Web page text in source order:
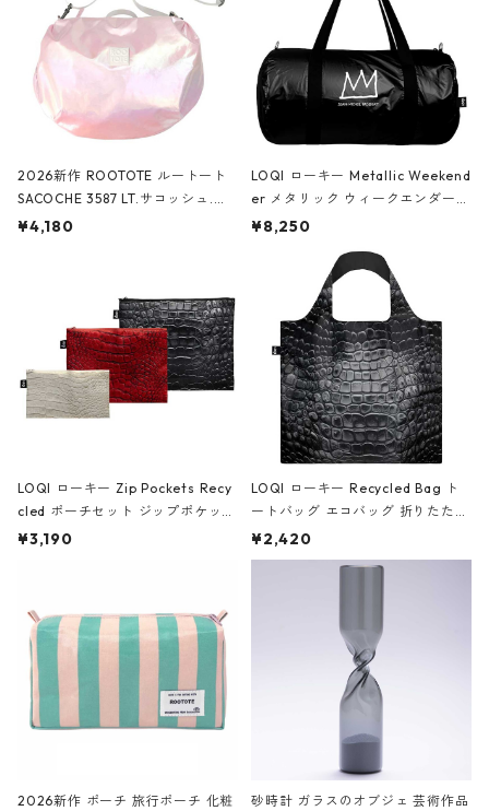
2026新作 ROOTOTE ルートート
SACOCHE 3587 LT.サコッシュ.ル
ミエ-B ショルダーバッグ グロスピ
¥4,180
LOQI ローキー Metallic Weekend
er メタリック ウィークエンダー
ボストンバッグ ショルダーバッグ
Black ジャン=ミッシェル・バスキ
ア/クラウン ブラック
¥8,250
LOQI ローキー Zip Pockets Recy
cled ポーチセット ジップポケット
ファスナーポーチ 撥水加工 トラベ
ーガンディー、オフホワイト
¥3,190
LOQI ローキー Recycled Bag ト
ートバッグ エコバッグ 折りたたみ
大きめ 撥水加工 収納ポーチ CRO
CODILE/Black クロコダイル/ブラ
¥2,420
2026新作 ポーチ 旅行ポーチ 化粧
砂時計 ガラスのオブジェ 芸術作品